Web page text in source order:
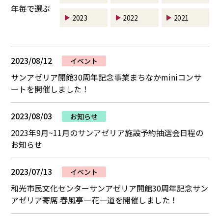
年毎で選ぶ
2023 2022 2021
2023/08/12 イベント
サンアゼリア開館30周年記念事業まちなかminiコンサ
ートを開催しました！
2023/08/03 お知らせ
2023年9月~11月のサンアゼリア施設予約抽選会日程の
お知らせ
2023/07/13 イベント
和光市民文化センターサンアゼリア開館30周年記念サン
アゼリア寄席 春風亭一花一道を開催しました！